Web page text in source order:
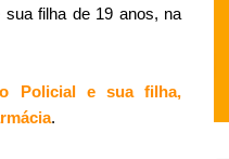
filha de 19 anos, na
Policial e sua filha,
.